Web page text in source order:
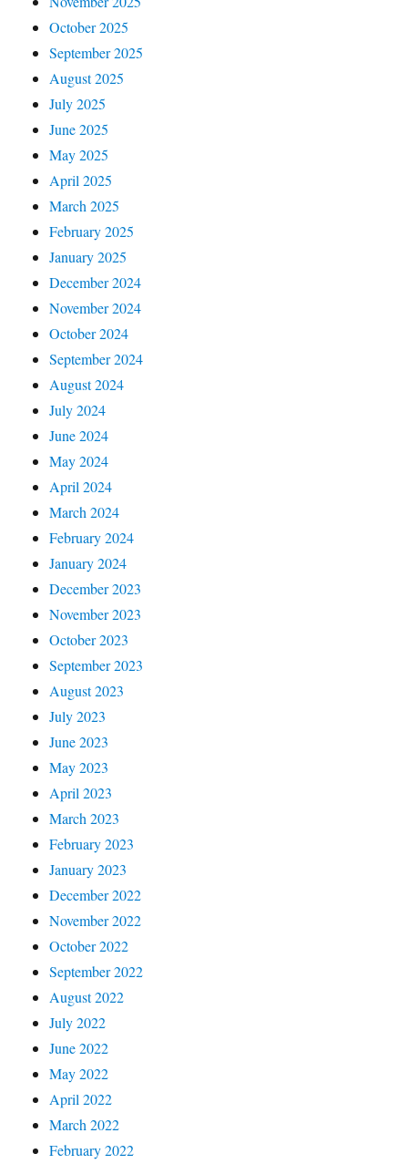
October 2025
September 2025
August 2025
July 2025
June 2025
May 2025
April 2025
March 2025
February 2025
January 2025
December 2024
November 2024
October 2024
September 2024
August 2024
July 2024
June 2024
May 2024
April 2024
March 2024
February 2024
January 2024
December 2023
November 2023
October 2023
September 2023
August 2023
July 2023
June 2023
May 2023
April 2023
March 2023
February 2023
January 2023
December 2022
November 2022
October 2022
September 2022
August 2022
July 2022
June 2022
May 2022
April 2022
March 2022
February 2022